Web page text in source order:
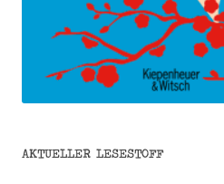
AKTUELLER LESESTOFF